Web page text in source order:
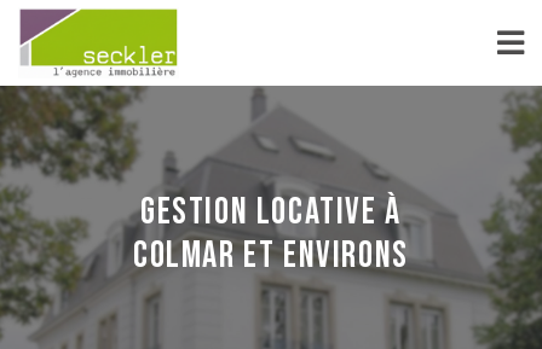
Gestion locative à
Colmar et environs